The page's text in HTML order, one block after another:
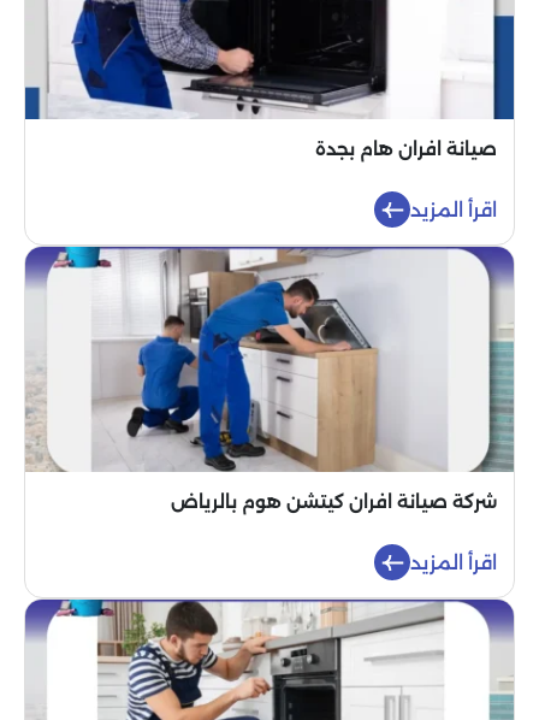
صيانة افران هام بجدة
اقرأ المزيد
شركة صيانة افران كيتشن هوم بالرياض
اقرأ المزيد